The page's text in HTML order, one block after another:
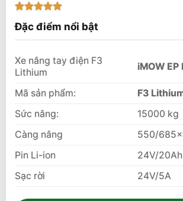
dựa trên
đánh giá
Đặc điểm nổi bật
Xe nâng tay điện F3
Lithium
iMOW
Mã sản phẩm:
F3
Sức nâng:
15000 kg
Càng nâng
550/
Pin Li-ion
24V/20Ah
Sạc rời
24V/5A